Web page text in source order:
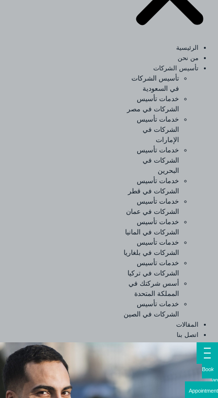
الرئيسية
من نحن
تأسيس الشركات
تأسيس الشركات
في السعودية
خدمات تأسيس
الشركات في مصر
خدمات تأسيس
الشركات في
الإمارات
خدمات تأسيس
الشركات في
البحرين
خدمات تأسيس
الشركات في قطر
خدمات تأسيس
الشركات في عمان
خدمات تأسيس
الشركات في المانيا
خدمات تأسيس
الشركات في بلغاريا
خدمات تأسيس
الشركات في تركيا
أسس شركتك في
المملكة المتحدة
خدمات تأسيس
الشركات في الصين
المقالات
اتصل بنا